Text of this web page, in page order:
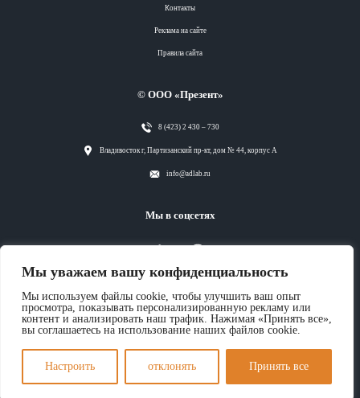
Мы уважаем вашу конфиденциальность
Мы используем файлы cookie, чтобы улучшить ваш опыт
просмотра, показывать персонализированную рекламу или
контент и анализировать наш трафик. Нажимая «Принять все»,
вы соглашаетесь на использование наших файлов cookie.
Настроить отклонять Принять все
Вся лента
Разделы Теги
Контакты
Реклама на сайте
Правила сайта
© ООО «Презент»
8 (423) 2 430 – 730
Владивосток г, Партизанский пр-кт, дом № 44, корпус А
info@adlab.ru
Мы в соцсетях